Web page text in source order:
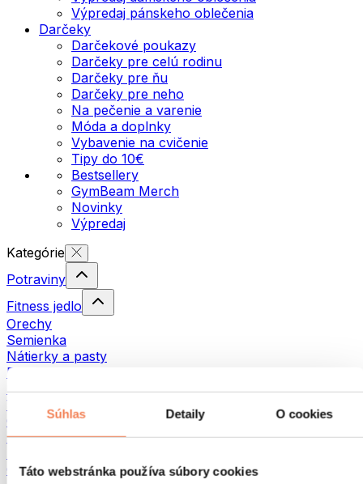
Súhlas Detaily O cookies
Táto webstránka používa súbory cookies
Výpredaj pánskeho oblečenia
Darčeky
Darčekové poukazy
Darčeky pre celú rodinu
Darčeky pre ňu
Darčeky pre neho
Na pečenie a varenie
Móda a doplnky
Vybavenie na cvičenie
Tipy do 10€
Bestsellery
GymBeam Merch
Novinky
Výpredaj
Kategórie
Potraviny
Fitness jedlo
Orechy
Semienka
Nátierky a pasty
Ryby
Hotové jedlá
Vajíčka
Chlieb a pečivo
Mäso
Ostatné fitness jedlo